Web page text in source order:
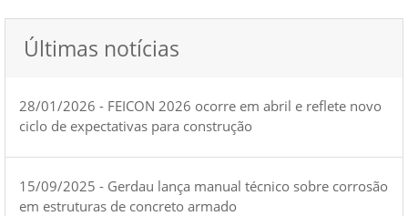
Últimas notícias
28/01/2026 - FEICON 2026 ocorre em abril e reflete novo
ciclo de expectativas para construção
15/09/2025 - Gerdau lança manual técnico sobre corrosão
em estruturas de concreto armado